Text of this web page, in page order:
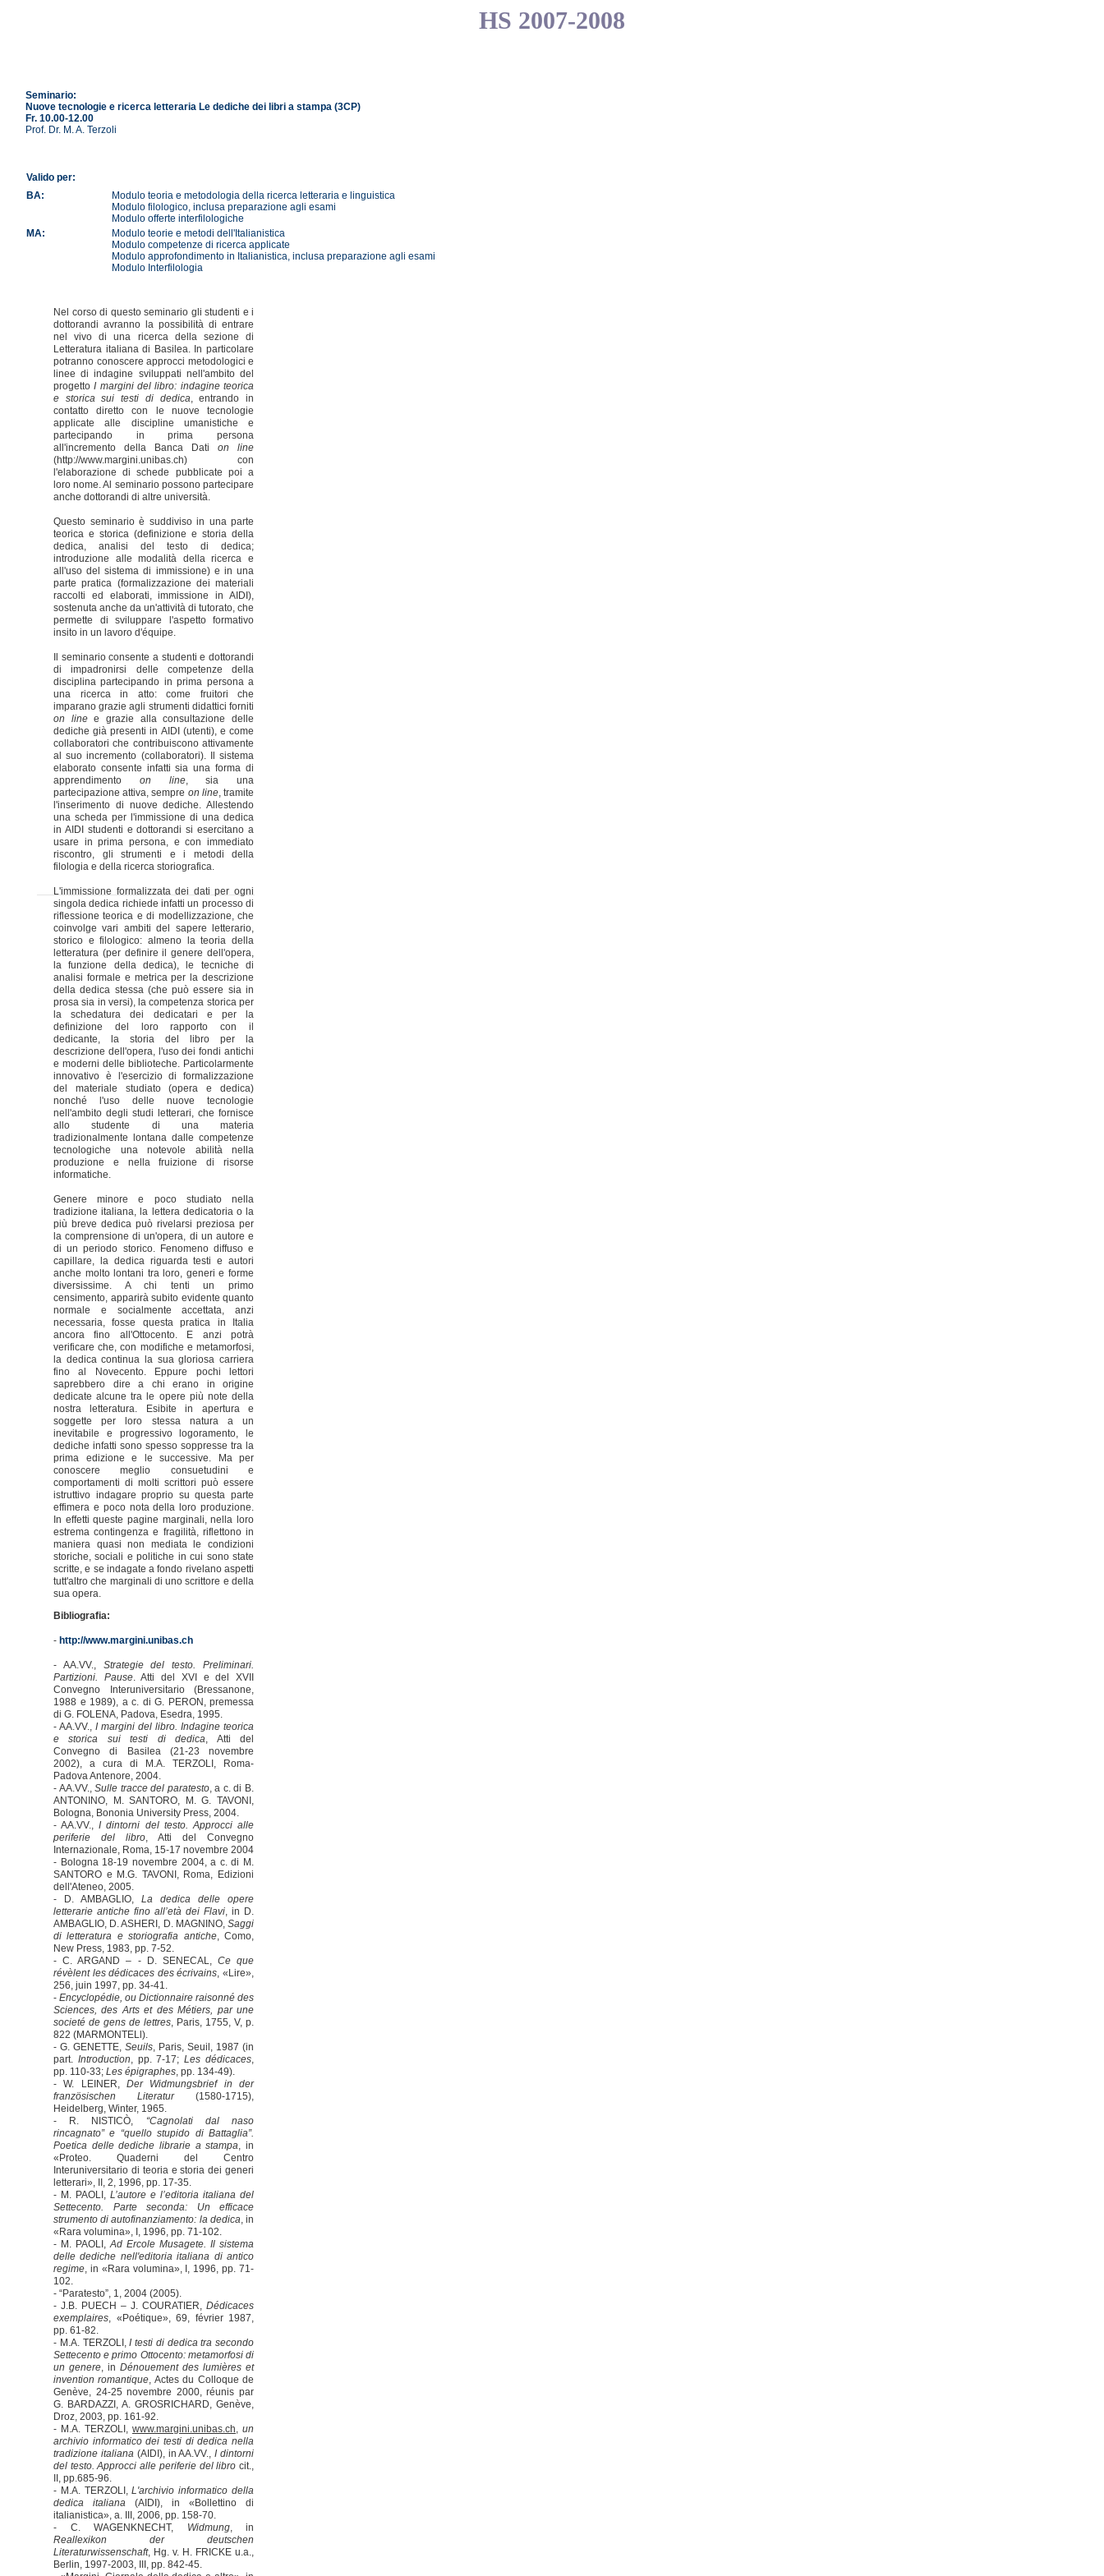
HS 2007-2008
Seminario:
Nuove tecnologie e ricerca letteraria Le dediche dei libri a stampa (3CP)
Fr. 10.00-12.00
Prof. Dr. M. A. Terzoli
Valido per:
BA:
Modulo teoria e metodologia della ricerca letteraria e linguistica
Modulo filologico, inclusa preparazione agli esami
Modulo offerte interfilologiche
MA:
Modulo teorie e metodi dell'Italianistica
Modulo competenze di ricerca applicate
Modulo approfondimento in Italianistica, inclusa preparazione agli esami
Modulo Interfilologia
Nel corso di questo seminario gli studenti e i
dottorandi avranno la possibilità di entrare
nel vivo di una ricerca della sezione di
Letteratura italiana di Basilea. In particolare
potranno conoscere approcci metodologici e
linee di indagine sviluppati nell'ambito del
progettoI margini del libro: indagine teorica
e storica sui testi di dedica, entrando in
contatto diretto con le nuove tecnologie
applicate alle discipline umanistiche e
partecipando in prima persona
all'incremento della Banca Dati on line
(http://www.margini.unibas.ch) con
l'elaborazione di schede pubblicate poi a
loro nome. Al seminario possono partecipare
anche dottorandi di altre università.
Questo seminario è suddiviso in una parte
teorica e storica (definizione e storia della
dedica, analisi del testo di dedica;
introduzione alle modalità della ricerca e
all'uso del sistema di immissione) e in una
parte pratica (formalizzazione dei materiali
raccolti ed elaborati, immissione in AIDI),
sostenuta anche da un'attività di tutorato, che
permette di sviluppare l'aspetto formativo
insito in un lavoro d'équipe.
Il seminario consente a studenti e dottorandi
di impadronirsi delle competenze della
disciplina partecipando in prima persona a
una ricerca in atto: come fruitori che
imparano grazie agli strumenti didattici forniti
on linee grazie alla consultazione delle
dediche già presenti in AIDI (utenti), e come
collaboratori che contribuiscono attivamente
al suo incremento (collaboratori). Il sistema
elaborato consente infatti sia una forma di
apprendimento on line, sia una
partecipazione attiva, sempre on line, tramite
l'inserimento di nuove dediche. Allestendo
una scheda per l'immissione di una dedica
in AIDI studenti e dottorandi si esercitano a
usare in prima persona, e con immediato
riscontro, gli strumenti e i metodi della
filologia e della ricerca storiografica.
L'immissione formalizzata dei dati per ogni
singola dedica richiede infatti un processo di
riflessione teorica e di modellizzazione, che
coinvolge vari ambiti del sapere letterario,
storico e filologico: almeno la teoria della
letteratura (per definire il genere dell'opera,
la funzione della dedica), le tecniche di
analisi formale e metrica per la descrizione
della dedica stessa (che può essere sia in
prosa sia in versi), la competenza storica per
la schedatura dei dedicatari e per la
definizione del loro rapporto con il
dedicante, la storia del libro per la
descrizione dell'opera, l'uso dei fondi antichi
e moderni delle biblioteche. Particolarmente
innovativo è l'esercizio di formalizzazione
del materiale studiato (opera e dedica)
nonché l'uso delle nuove tecnologie
nell'ambito degli studi letterari, che fornisce
allo studente di una materia
tradizionalmente lontana dalle competenze
tecnologiche una notevole abilità nella
produzione e nella fruizione di risorse
informatiche.
Genere minore e poco studiato nella
tradizione italiana, la lettera dedicatoria o la
più breve dedica può rivelarsi preziosa per
la comprensione di un'opera, di un autore e
di un periodo storico. Fenomeno diffuso e
capillare, la dedica riguarda testi e autori
anche molto lontani tra loro, generi e forme
diversissime. A chi tenti un primo
censimento, apparirà subito evidente quanto
normale e socialmente accettata, anzi
necessaria, fosse questa pratica in Italia
ancora fino all'Ottocento. E anzi potrà
verificare che, con modifiche e metamorfosi,
la dedica continua la sua gloriosa carriera
fino al Novecento. Eppure pochi lettori
saprebbero dire a chi erano in origine
dedicate alcune tra le opere più note della
nostra letteratura. Esibite in apertura e
soggette per loro stessa natura a un
inevitabile e progressivo logoramento, le
dediche infatti sono spesso soppresse tra la
prima edizione e le successive. Ma per
conoscere meglio consuetudini e
comportamenti di molti scrittori può essere
istruttivo indagare proprio su questa parte
effimera e poco nota della loro produzione.
In effetti queste pagine marginali, nella loro
estrema contingenza e fragilità, riflettono in
maniera quasi non mediata le condizioni
storiche, sociali e politiche in cui sono state
scritte, e se indagate a fondo rivelano aspetti
tutt'altro che marginali di uno scrittore e della
sua opera.
Bibliografia:
- http://www.margini.unibas.ch
- AA.VV., Strategie del testo. Preliminari.
Partizioni. Pause. Atti del XVI e del XVII
Convegno Interuniversitario (Bressanone,
1988 e 1989), a c. di G. PERON, premessa
di G. FOLENA, Padova, Esedra, 1995.
- AA.VV., I margini del libro. Indagine teorica
e storica sui testi di dedica, Atti del
Convegno di Basilea (21-23 novembre
2002), a cura di M.A. TERZOLI, Roma-
Padova Antenore, 2004.
- AA.VV.,Sulle tracce del paratesto, a c. di B.
ANTONINO, M. SANTORO, M. G. TAVONI,
Bologna, Bononia University Press, 2004.
- AA.VV.,I dintorni del testo. Approcci alle
periferie del libro, Atti del Convegno
Internazionale, Roma, 15-17 novembre 2004
- Bologna 18-19 novembre 2004, a c. di M.
SANTORO e M.G. TAVONI, Roma, Edizioni
dell'Ateneo, 2005.
- D. AMBAGLIO, La dedica delle opere
letterarie antiche fino all’età dei Flavi, in D.
AMBAGLIO, D. ASHERI, D. MAGNINO, Saggi
di letteratura e storiografia antiche, Como,
New Press, 1983, pp. 7-52.
- C. ARGAND – - D. SENECAL, Ce que
révèlent les dédicaces des écrivains, «Lire»,
256, juin 1997, pp. 34-41.
- Encyclopédie, ou Dictionnaire raisonné des
Sciences, des Arts et des Métiers, par une
societé de gens de lettres, Paris, 1755, V, p.
822 (MARMONTELl).
- G. GENETTE, Seuils, Paris, Seuil, 1987 (in
part. Introduction, pp. 7-17; Les dédicaces,
pp. 110-33; Les épigraphes, pp. 134-49).
- W. LEINER, Der Widmungsbrief in der
französischen Literatur(1580-1715),
Heidelberg, Winter, 1965.
- R. NISTICÒ, “Cagnolati dal naso
rincagnato” e “quello stupido di Battaglia”.
Poetica delle dediche librarie a stampa, in
«Proteo. Quaderni del Centro
Interuniversitario di teoria e storia dei generi
letterari», II, 2, 1996, pp. 17-35.
- M. PAOLI, L’autore e l’editoria italiana del
Settecento. Parte seconda: Un efficace
strumento di autofinanziamento: la dedica, in
«Rara volumina», I, 1996, pp. 71-102.
- M. PAOLI,Ad Ercole Musagete. Il sistema
delle dediche nell'editoria italiana di antico
regime, in «Rara volumina», I, 1996, pp. 71-
102.
- “Paratesto”, 1, 2004 (2005).
- J.B. PUECH – J. COURATIER, Dédicaces
exemplaires, «Poétique», 69, février 1987,
pp. 61-82.
- M.A. TERZOLI,I testi di dedica tra secondo
Settecento e primo Ottocento: metamorfosi di
un genere, in Dénouement des lumières et
invention romantique, Actes du Colloque de
Genève, 24-25 novembre 2000, réunis par
G. BARDAZZI, A. GROSRICHARD, Genève,
Droz, 2003, pp. 161-92.
- M.A. TERZOLI, www.margini.unibas.ch, un
archivio informatico dei testi di dedica nella
tradizione italiana (AIDI), in AA.VV.,I dintorni
del testo. Approcci alle periferie del libro cit.,
II, pp.685-96.
- M.A. TERZOLI,L'archivio informatico della
dedica italiana (AIDI), in «Bollettino di
italianistica», a. III, 2006, pp. 158-70.
- C. WAGENKNECHT,
Widmung, in
Reallexikon der deutschen
Literaturwissenschaft, Hg. v. H. FRICKE u.a.,
Berlin, 1997-2003, III, pp. 842-45.